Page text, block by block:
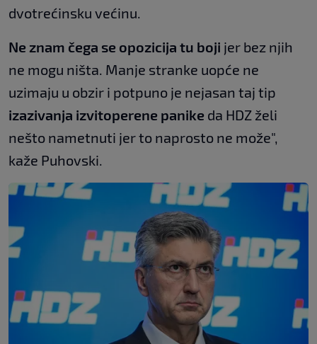
dvotrećinsku većinu.
Ne znam čega se opozicija tu boji jer bez njih
ne mogu ništa. Manje stranke uopće ne
uzimaju u obzir i potpuno je nejasan taj tip
izazivanja izvitoperene panike da HDZ želi
nešto nametnuti jer to naprosto ne može",
kaže Puhovski.